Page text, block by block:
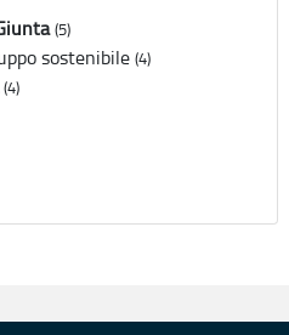
(5)
sostenibile (4)
(4)